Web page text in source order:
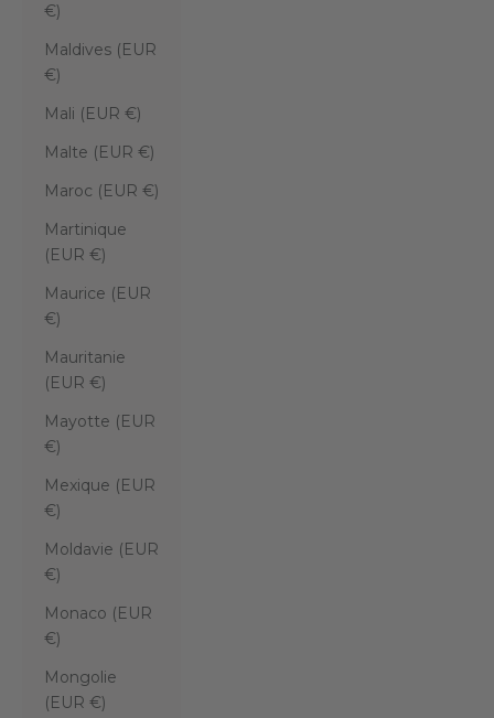
€)
Maldives (EUR
€)
Mali (EUR €)
Malte (EUR €)
Maroc (EUR €)
Martinique
(EUR €)
Maurice (EUR
€)
Mauritanie
(EUR €)
Mayotte (EUR
€)
Mexique (EUR
€)
Moldavie (EUR
€)
Monaco (EUR
€)
Mongolie
(EUR €)